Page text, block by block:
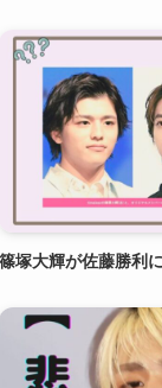
篠塚大輝が佐藤勝利